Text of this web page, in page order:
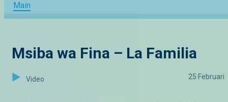
Main
Msiba wa Fina – La Familia
Video 25 Februari